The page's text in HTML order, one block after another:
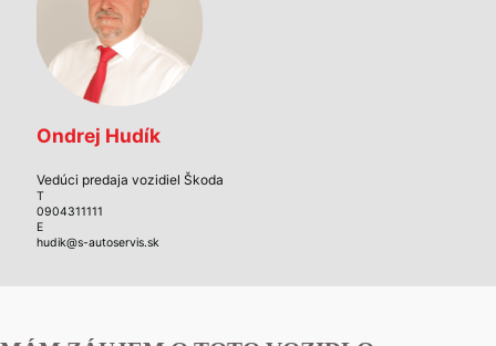
Ondrej Hudík
Vedúci predaja vozidiel Škoda
T
0904311111
E
hudik@s-autoservis.sk